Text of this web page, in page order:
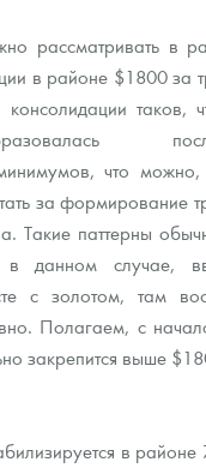
рассматривать в
в районе $1800 за
таков,
что можно,
за формирование
Такие паттерны
в данном случае,
с золотом, там
Полагаем, с
закрепится выше
в